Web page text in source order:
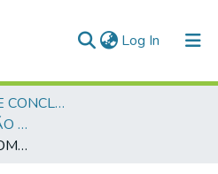
Log In (current)
TRABALHOS DE CONCLUSÃO DE CURSO - CFP (CURSO DE FORMAÇÃO DE PRAÇAS)
CURSO DE FORMAÇÃO DE PRAÇAS - CFP - 2018
POLÍCIA MILITAR E COMUNIDADE LGBT: DIVERGÊNCIAS E CONVERGÊNCIAS –COMANDO DAACADEMIA DA POLÍCIA MILITAR DE GOIÁS – CAPM